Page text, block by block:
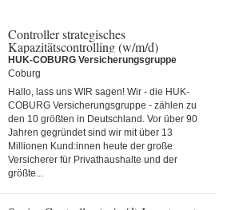
Controller strategisches
Kapazitätscontrolling (w/m/d)
HUK-COBURG Versicherungsgruppe
Coburg
Hallo, lass uns WIR sagen! Wir - die HUK-
COBURG Versicherungsgruppe - zählen zu
den 10 größten in Deutschland. Vor über 90
Jahren gegründet sind wir mit über 13
Millionen Kund:innen heute der große
Versicherer für Privathaushalte und der
größte...